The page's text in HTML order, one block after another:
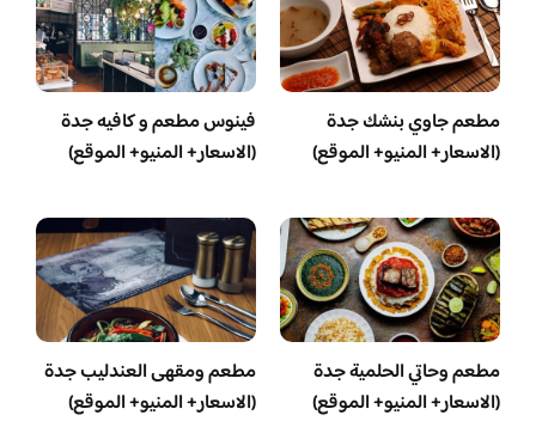
مطعم جاوي بنشك جدة
(الاسعار+ المنيو+ الموقع)
فينوس مطعم و كافيه جدة
(الاسعار+ المنيو+ الموقع)
مطعم وحاتي الحلمية جدة
(الاسعار+ المنيو+ الموقع)
مطعم ومقهى العندليب جدة
(الاسعار+ المنيو+ الموقع)